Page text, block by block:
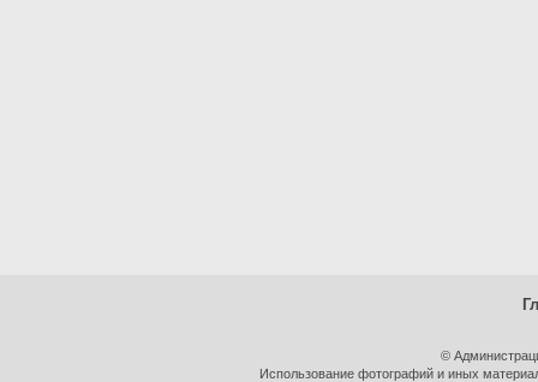
©
Использование фотографий и иных